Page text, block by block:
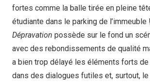
fortes comme la balle tirée en pleine
étudiante dans le parking de l’immeuble
Dépravation possède sur le fond un
avec des rebondissements de qualité
a bien trop délayé les éléments forts
dans des dialogues futiles et, surtout, le